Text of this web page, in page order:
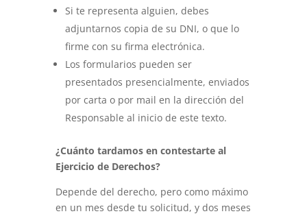
Si te representa alguien, debes
adjuntarnos copia de su DNI, o que lo
firme con su firma electrónica.
Los formularios pueden ser
presentados presencialmente, enviados
por carta o por mail en la dirección del
Responsable al inicio de este texto.
¿Cuánto tardamos en contestarte al
Ejercicio de Derechos?
Depende del derecho, pero como máximo
en un mes desde tu solicitud, y dos meses